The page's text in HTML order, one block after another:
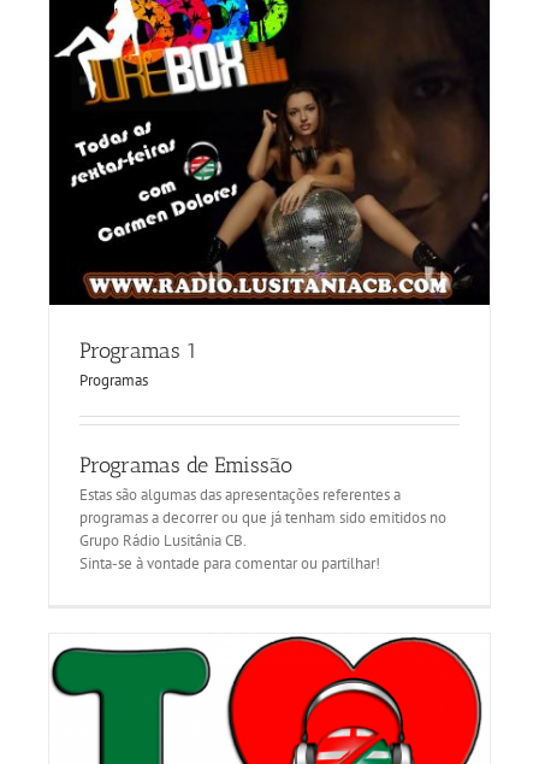
Programas 1
Programas
Programas de Emissão
Estas são algumas das apresentações referentes a
programas a decorrer ou que já tenham sido emitidos no
Grupo Rádio Lusitânia CB.
Sinta-se à vontade para comentar ou partilhar!